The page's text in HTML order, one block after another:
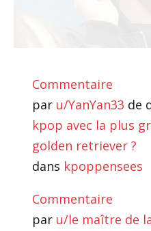
Commentaire
par u/YanYan33 de
kpop avec la plus
golden retriever ?
dans kpoppensees
Commentaire
par u/le maître de